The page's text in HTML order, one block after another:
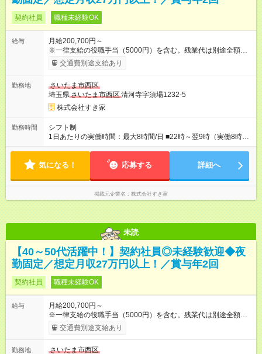
契約社員 職種未経験OK
給与
月給200,700円～
※一律支給の役職手当（5000円）を含む。残業代は別途全額支
給。 ※深夜勤務手当は、残業時間等により変動します。 ※想定
月収27万円以上 ※最大4回昇給のチャンスあり ※賞与年2回支給
交通費別途支給あり
勤務地
さいたま市西区
埼玉県さいたま市西区清河寺字須場1232-5
株式会社すき家
勤務時間
シフト制
1日あたりの実働時間：最大8時間/日 ■22時～翌9時（実働8時
間） ※上記はあくまでも一例です。店舗により、時間が前後す
のシフトを組んでいます。 ★各店舗のサポートのために本社に
気になる！ 応募する 詳細へ
掲載元企業名 株式会社すき家
未読
【40～50代活躍中！】契約社員◎未経験歓迎◆夜
勤固定／想定月収27万円以上！／賞与年2回
契約社員 職種未経験OK
給与
月給200,700円～
※一律支給の役職手当（5000円）を含む。残業代は別途全額支
給。 ※深夜勤務手当は、残業時間等により変動します。 ※想定
月収27万円以上 ※最大4回昇給のチャンスあり ※賞与年2回支給
交通費別途支給あり
勤務地
さいたま市西区